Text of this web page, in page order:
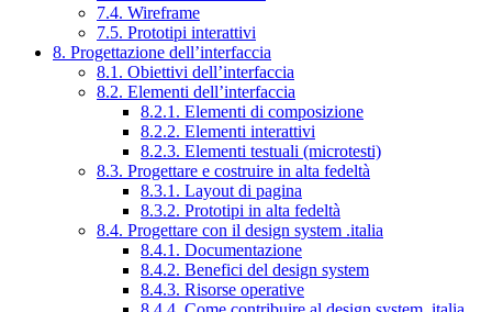
7.4. Wireframe
7.5. Prototipi interattivi
8. Progettazione dell’interfaccia
8.1. Obiettivi dell’interfaccia
8.2. Elementi dell’interfaccia
8.2.1. Elementi di composizione
8.2.2. Elementi interattivi
8.2.3. Elementi testuali (microtesti)
8.3. Progettare e costruire in alta fedeltà
8.3.1. Layout di pagina
8.3.2. Prototipi in alta fedeltà
8.4. Progettare con il design system .italia
8.4.1. Documentazione
8.4.2. Benefici del design system
8.4.3. Risorse operative